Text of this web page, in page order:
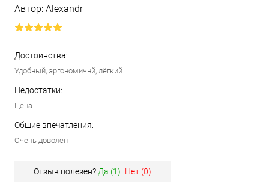
Автор: Alexandr
Достоинства:
Удобный, эргономичнй, лёгкий
Недостатки:
Цена
Общие впечатления:
Очень доволен
Отзыв полезен? Да (1) Нет (0)